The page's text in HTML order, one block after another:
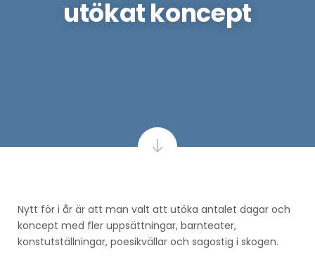
utökat koncept
Nytt för i år är att man valt att utöka antalet dagar och
koncept med fler uppsättningar, barnteater,
konstutställningar, poesikvällar och sagostig i skogen.